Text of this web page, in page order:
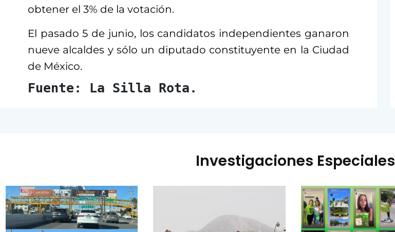
obtener el 3% de la votación.
El pasado 5 de junio, los candidatos independientes ganaron
nueve alcaldes y sólo un diputado constituyente en la Ciudad
de México.
Fuente: La Silla Rota.
Investigaciones Especiales